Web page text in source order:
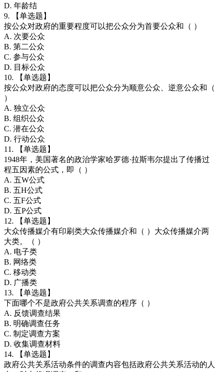
D. 年龄结
9. 【单选题】
按公众对政府的重要程度可以把公众分为首要公众和（ ）
A. 次要公众
B. 第二公众
C. 参与公众
D. 目标公众
10. 【单选题】
按公众对政府的态度可以把公众分为顺意公众、逆意公众和（
）
A. 独立公众
B. 组织公众
C. 潜在公众
D. 行动公众
11. 【单选题】
1948年，美国著名的政治学家哈罗德·拉斯韦尔提出了传播过
程五因素的公式，即（ ）
A. 五W公式
B. 五H公式
C. 五F公式
D. 五P公式
12. 【单选题】
大众传播媒介有印刷类大众传播媒介和（ ）大众传播媒介两
大类。（ ）
A. 电子类
B. 网络类
C. 移动类
D. 广播类
13. 【单选题】
下面哪个不是政府公共关系调查的程序（ ）
A. 反馈调查结果
B. 明确调查任务
C. 制定调查方案
D. 收集调查材料
14. 【单选题】
政府公共关系活动条件的调查内容包括政府公共关系活动的人